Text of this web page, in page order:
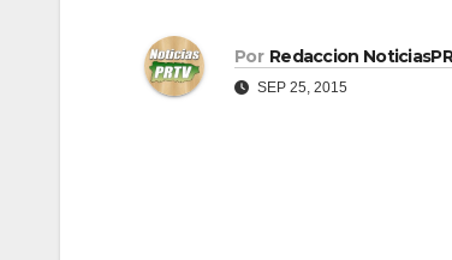
Por Redaccion
SEP 25, 2015